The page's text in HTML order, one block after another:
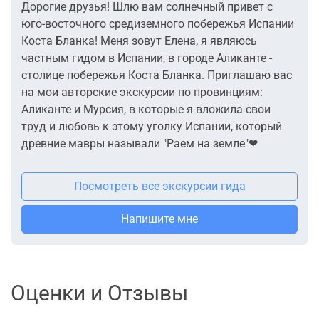
Дорогие друзья! Шлю вам солнечный привет с
юго-восточного средиземного побережья Испании
Коста Бланка! Меня зовут Елена, я являюсь
частным гидом в Испании, в городе Аликанте -
столице побережья Коста Бланка. Приглашаю вас
на мои авторские экскурсии по провинциям:
Аликанте и Мурсия, в которые я вложила свои
труд и любовь к этому уголку Испании, который
древние мавры называли "Раем на земле"❤
Посмотреть все экскурсии гида
Напишите мне
Оценки и Отзывы